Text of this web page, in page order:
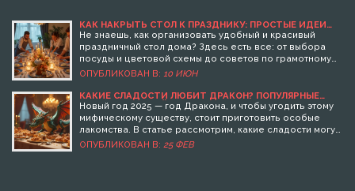
КАК НАКРЫТЬ СТОЛ К ПРАЗДНИКУ: ПРОСТЫЕ ИДЕИ
ДЛЯ ЭФФЕКТНОГО УГОЩЕНИЯ
Не знаешь, как организовать удобный и красивый
праздничный стол дома? Здесь есть все: от выбора
посуды и цветовой схемы до советов по грамотному
меню, чтобы всем гостям было вкусно и удобно.
блюда так, чтобы каждый захотел попробовать, и не
устать весь день накануне. Всё просто и понятно,
даже если опыта совсем мало.
ОПУБЛИКОВАН В: 10 ИЮН
КАКИЕ СЛАДОСТИ ЛЮБИТ ДРАКОН? ПОПУЛЯРНЫЕ
БЛЮДА НА НОВЫЙ ГОД 2025
Новый год 2025 — год Дракона, и чтобы угодить этому
мифическому существу, стоит приготовить особые
лакомства. В статье рассмотрим, какие сладости могут
стать изюминкой вашего новогоднего стола и как
ОПУБЛИКОВАН В: 25 ФЕВ